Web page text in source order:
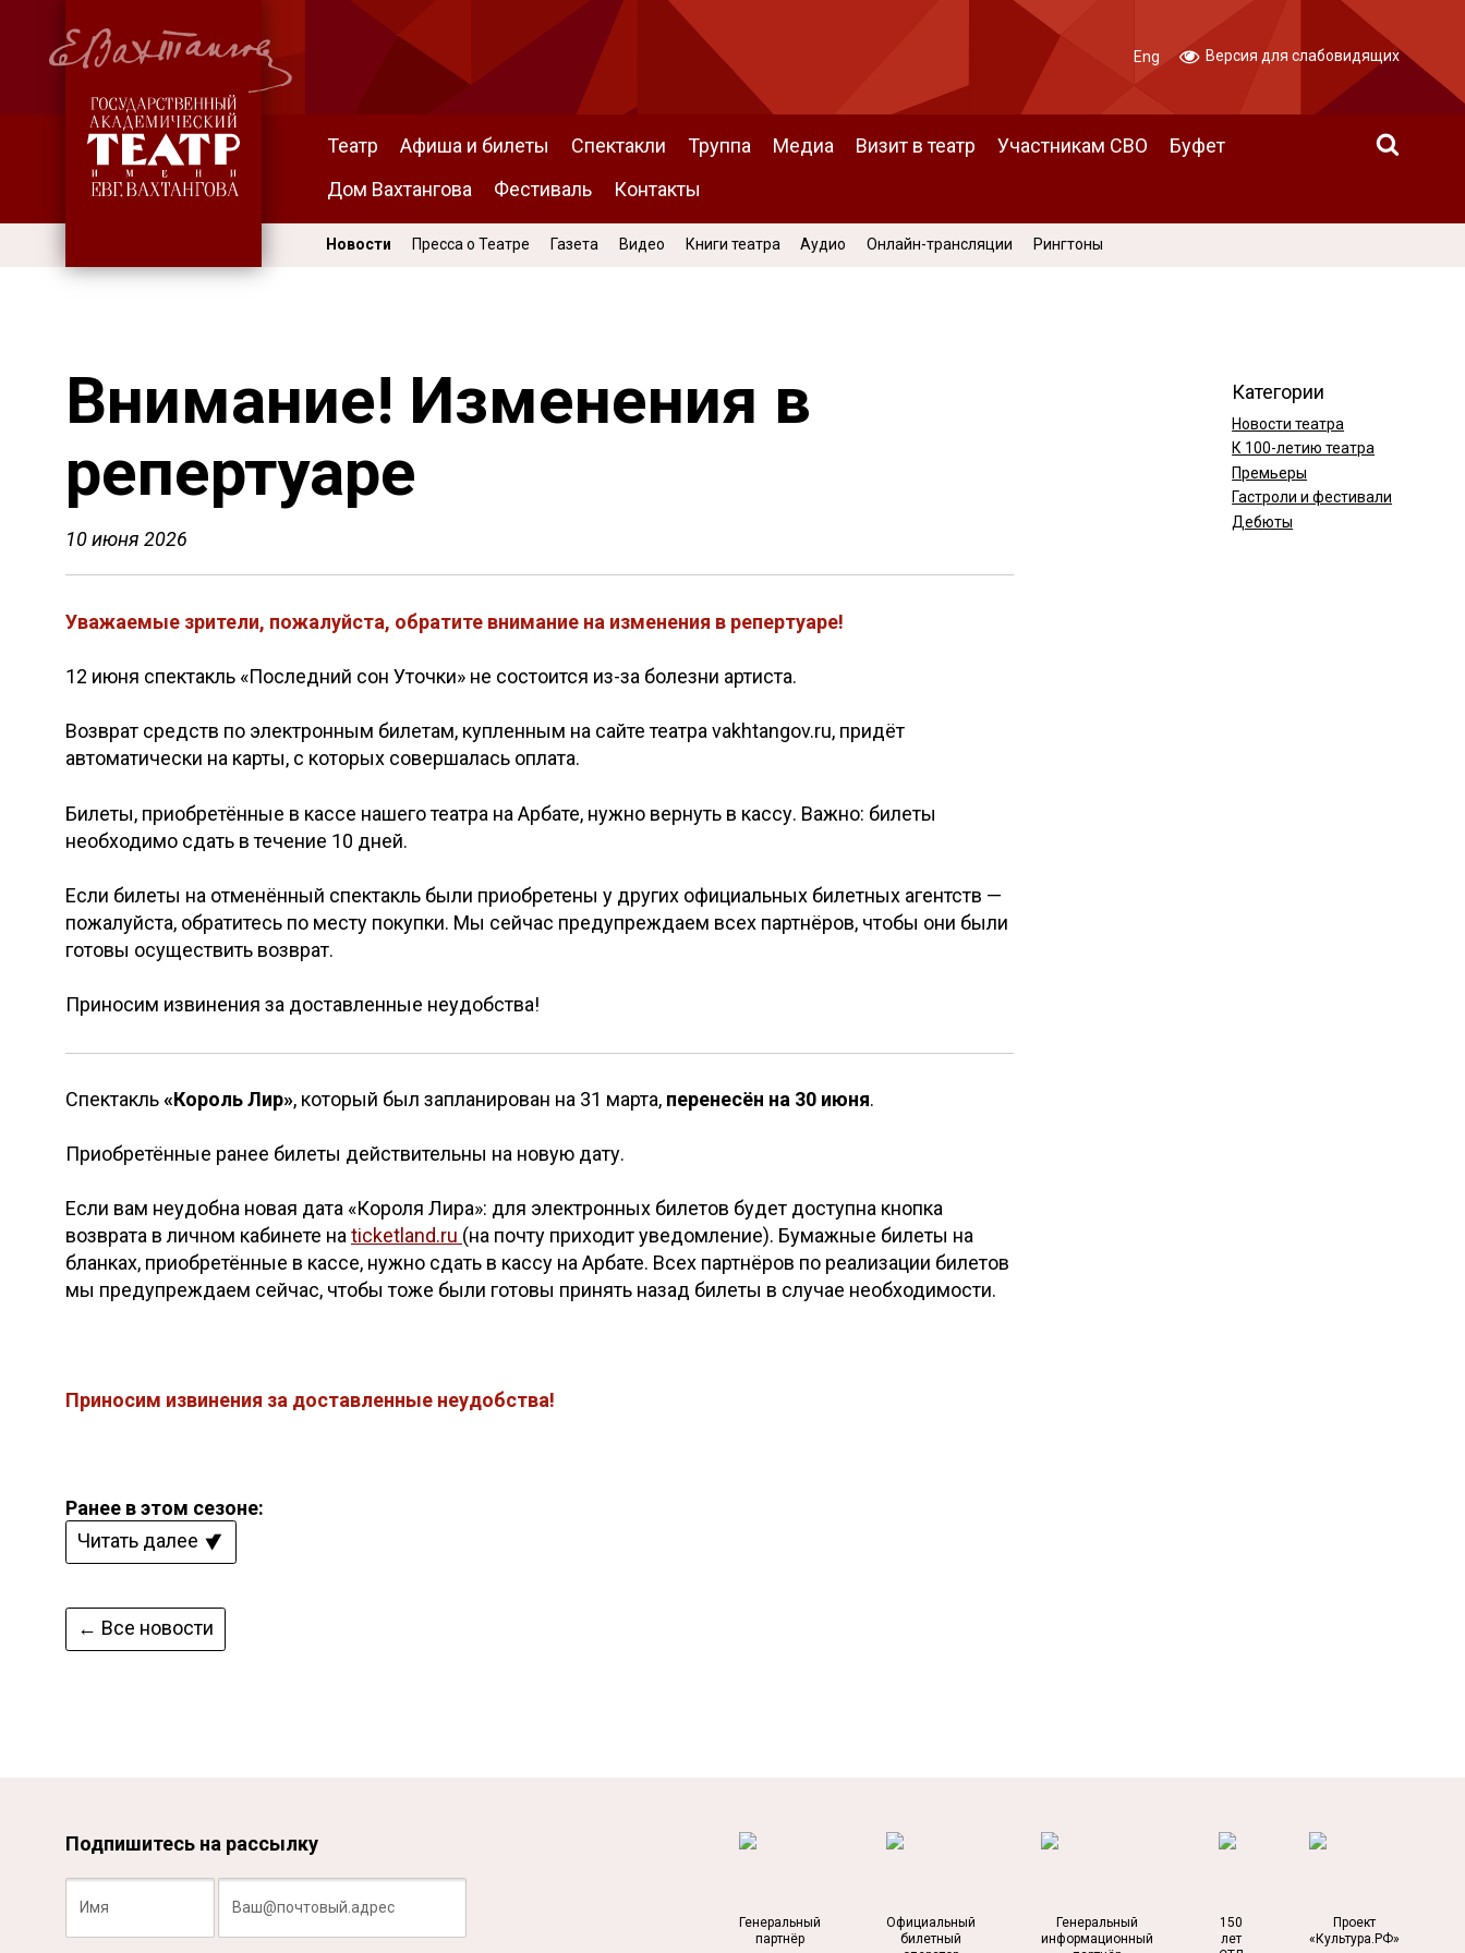
Театр Афиша и билеты Спектакли Труппа Медиа Визит в театр Участникам СВО
Буфет
Дом Вахтангова
Фестиваль Контакты
Eng Версия для слабовидящих
Новости Пресса о Театре Газета Видео Книги театра Аудио Онлайн-трансляции Рингтоны
Внимание! Изменения в
репертуаре
10 июня 2026
Уважаемые зрители, пожалуйста, обратите внимание на изменения в репертуаре!
12 июня спектакль «Последний сон Уточки» не состоится из-за болезни артиста.
Возврат средств по электронным билетам, купленным на сайте театра vakhtangov.ru, придёт
автоматически на карты, с которых совершалась оплата.
Билеты, приобретённые в кассе нашего театра на Арбате, нужно вернуть в кассу. Важно: билеты
необходимо сдать в течение 10 дней.
Если билеты на отменённый спектакль были приобретены у других официальных билетных агентств —
пожалуйста, обратитесь по месту покупки. Мы сейчас предупреждаем всех партнёров, чтобы они были
готовы осуществить возврат.
Приносим извинения за доставленные неудобства!
Спектакль«Король Лир», который был запланирован на 31 марта, перенесён на 30 июня.
Приобретённые ранее билеты действительны на новую дату.
Если вам неудобна новая дата «Короля Лира»: для электронных билетов будет доступна кнопка
возврата в личном кабинете наticketland.ru (на почту приходит уведомление). Бумажные билеты на
бланках, приобретённые в кассе, нужно сдать в кассу на Арбате. Всех партнёров по реализации билетов
мы предупреждаем сейчас, чтобы тоже были готовы принять назад билеты в случае необходимости.
Приносим извинения за доставленные неудобства!
Ранее в этом сезоне:
Читать далее
← Все новости
Категории
Новости театра
К 100-летию театра
Премьеры
Гастроли и фестивали
Дебюты
Подпишитесь на рассылку
Генеральный
партнёр
Официальный
билетный
Генеральный
информационный
150
лет
Проект
«Культура.РФ»